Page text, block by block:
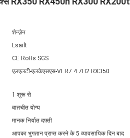
शेन्ज़ेन
Lsailt
CE RoHs SGS
एलएलटी-एलकेएसएस-VER7.4.7H2 RX350
1 शुरू से
बातचीत योग्य
मानक निर्यात दफ़्ती
आपका भुगतान प्राप्त करने के 5 व्यावसायिक दिन बाद